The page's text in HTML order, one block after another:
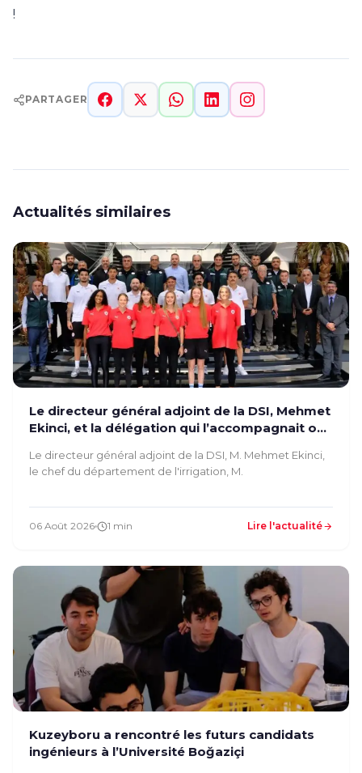
!
PARTAGER
Actualités similaires
Le directeur général adjoint de la DSI, Mehmet
Ekinci, et la délégation qui l’accompagnait ont
Le directeur général adjoint de la DSI, M. Mehmet Ekinci,
le chef du département de l'irrigation, M.
06 Août 2026 1 min Lire l'actualité
Kuzeyboru a rencontré les futurs candidats
ingénieurs à l’Université Boğaziçi